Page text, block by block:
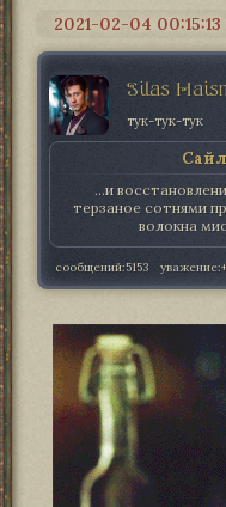
2021-02-04 00:15:13
Silas
тук-тук-тук
...и
терзаное сотнями
волокна
сообщений:5153 уважение: